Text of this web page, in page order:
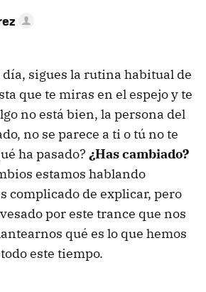
sigues la rutina habitual de
que te miras en el espejo y te
no está bien, la persona del
no se parece a ti o tú no te
ha pasado? ¿Has cambiado?
estamos hablando
complicado de explicar, pero
por este trance que nos
qué es lo que hemos
este tiempo.